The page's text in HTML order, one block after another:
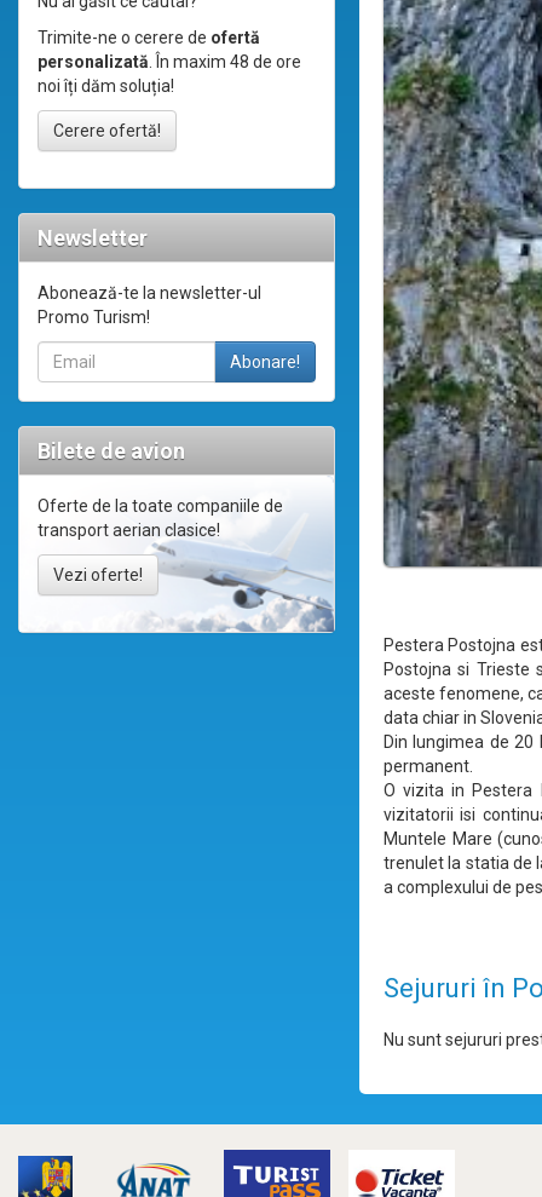
Trimite-ne o cerere de ofertă
personalizată. În maxim 48 de ore
noi îți dăm soluția!
Cerere ofertă!
Newsletter
Abonează-te la newsletter-ul
Promo Turism!
Bilete de avion
Oferte de la toate companiile de
transport aerian clasice!
Vezi oferte!
Pestera Postojna
Postojna si Trieste
aceste fenomene,
data chiar in
Din lungimea de
permanent.
O vizita in Pestera
vizitatorii isi
Muntele Mare
trenulet la statia de
a complexului de
Sejururi în
Nu sunt sejururi